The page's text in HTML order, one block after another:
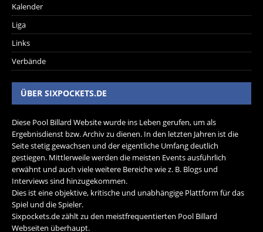
Kalender
Liga
Links
Verbände
ÜBER SIXPOCKETS.DE
Diese Pool Billard Website wurde ins Leben gerufen, um als
Ergebnisdienst bzw. Archiv zu dienen. In den letzten Jahren ist die
Seite stetig gewachsen und der eigentliche Umfang deutlich
gestiegen. Mittlerweile werden die meisten Events ausführlich
erwähnt und auch viele weitere Bereiche wie z. B. Blogs und
Interviews sind hinzugekommen.
Dies ist eine objektive, kritische und unabhängige Plattform für das
Spiel und die Spieler.
Sixpockets.de zählt zu den meistfrequentierten Pool Billard
Webseiten überhaupt.